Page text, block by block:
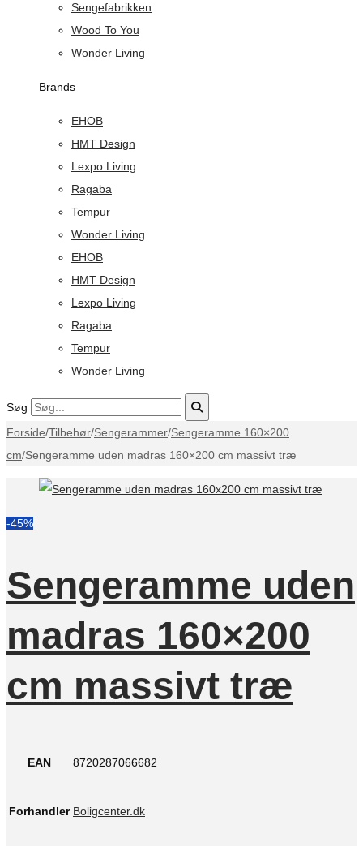
Sengefabrikken
Wood To You
Wonder Living
Brands
EHOB
HMT Design
Lexpo Living
Ragaba
Tempur
Wonder Living
EHOB
HMT Design
Lexpo Living
Ragaba
Tempur
Wonder Living
Søg
Forside/Tilbehør/Sengerammer/Sengeramme 160×200
cm/Sengeramme uden madras 160×200 cm massivt træ
-45%
Sengeramme uden
madras 160×200
cm massivt træ
EAN 8720287066682
Forhandler Boligcenter.dk